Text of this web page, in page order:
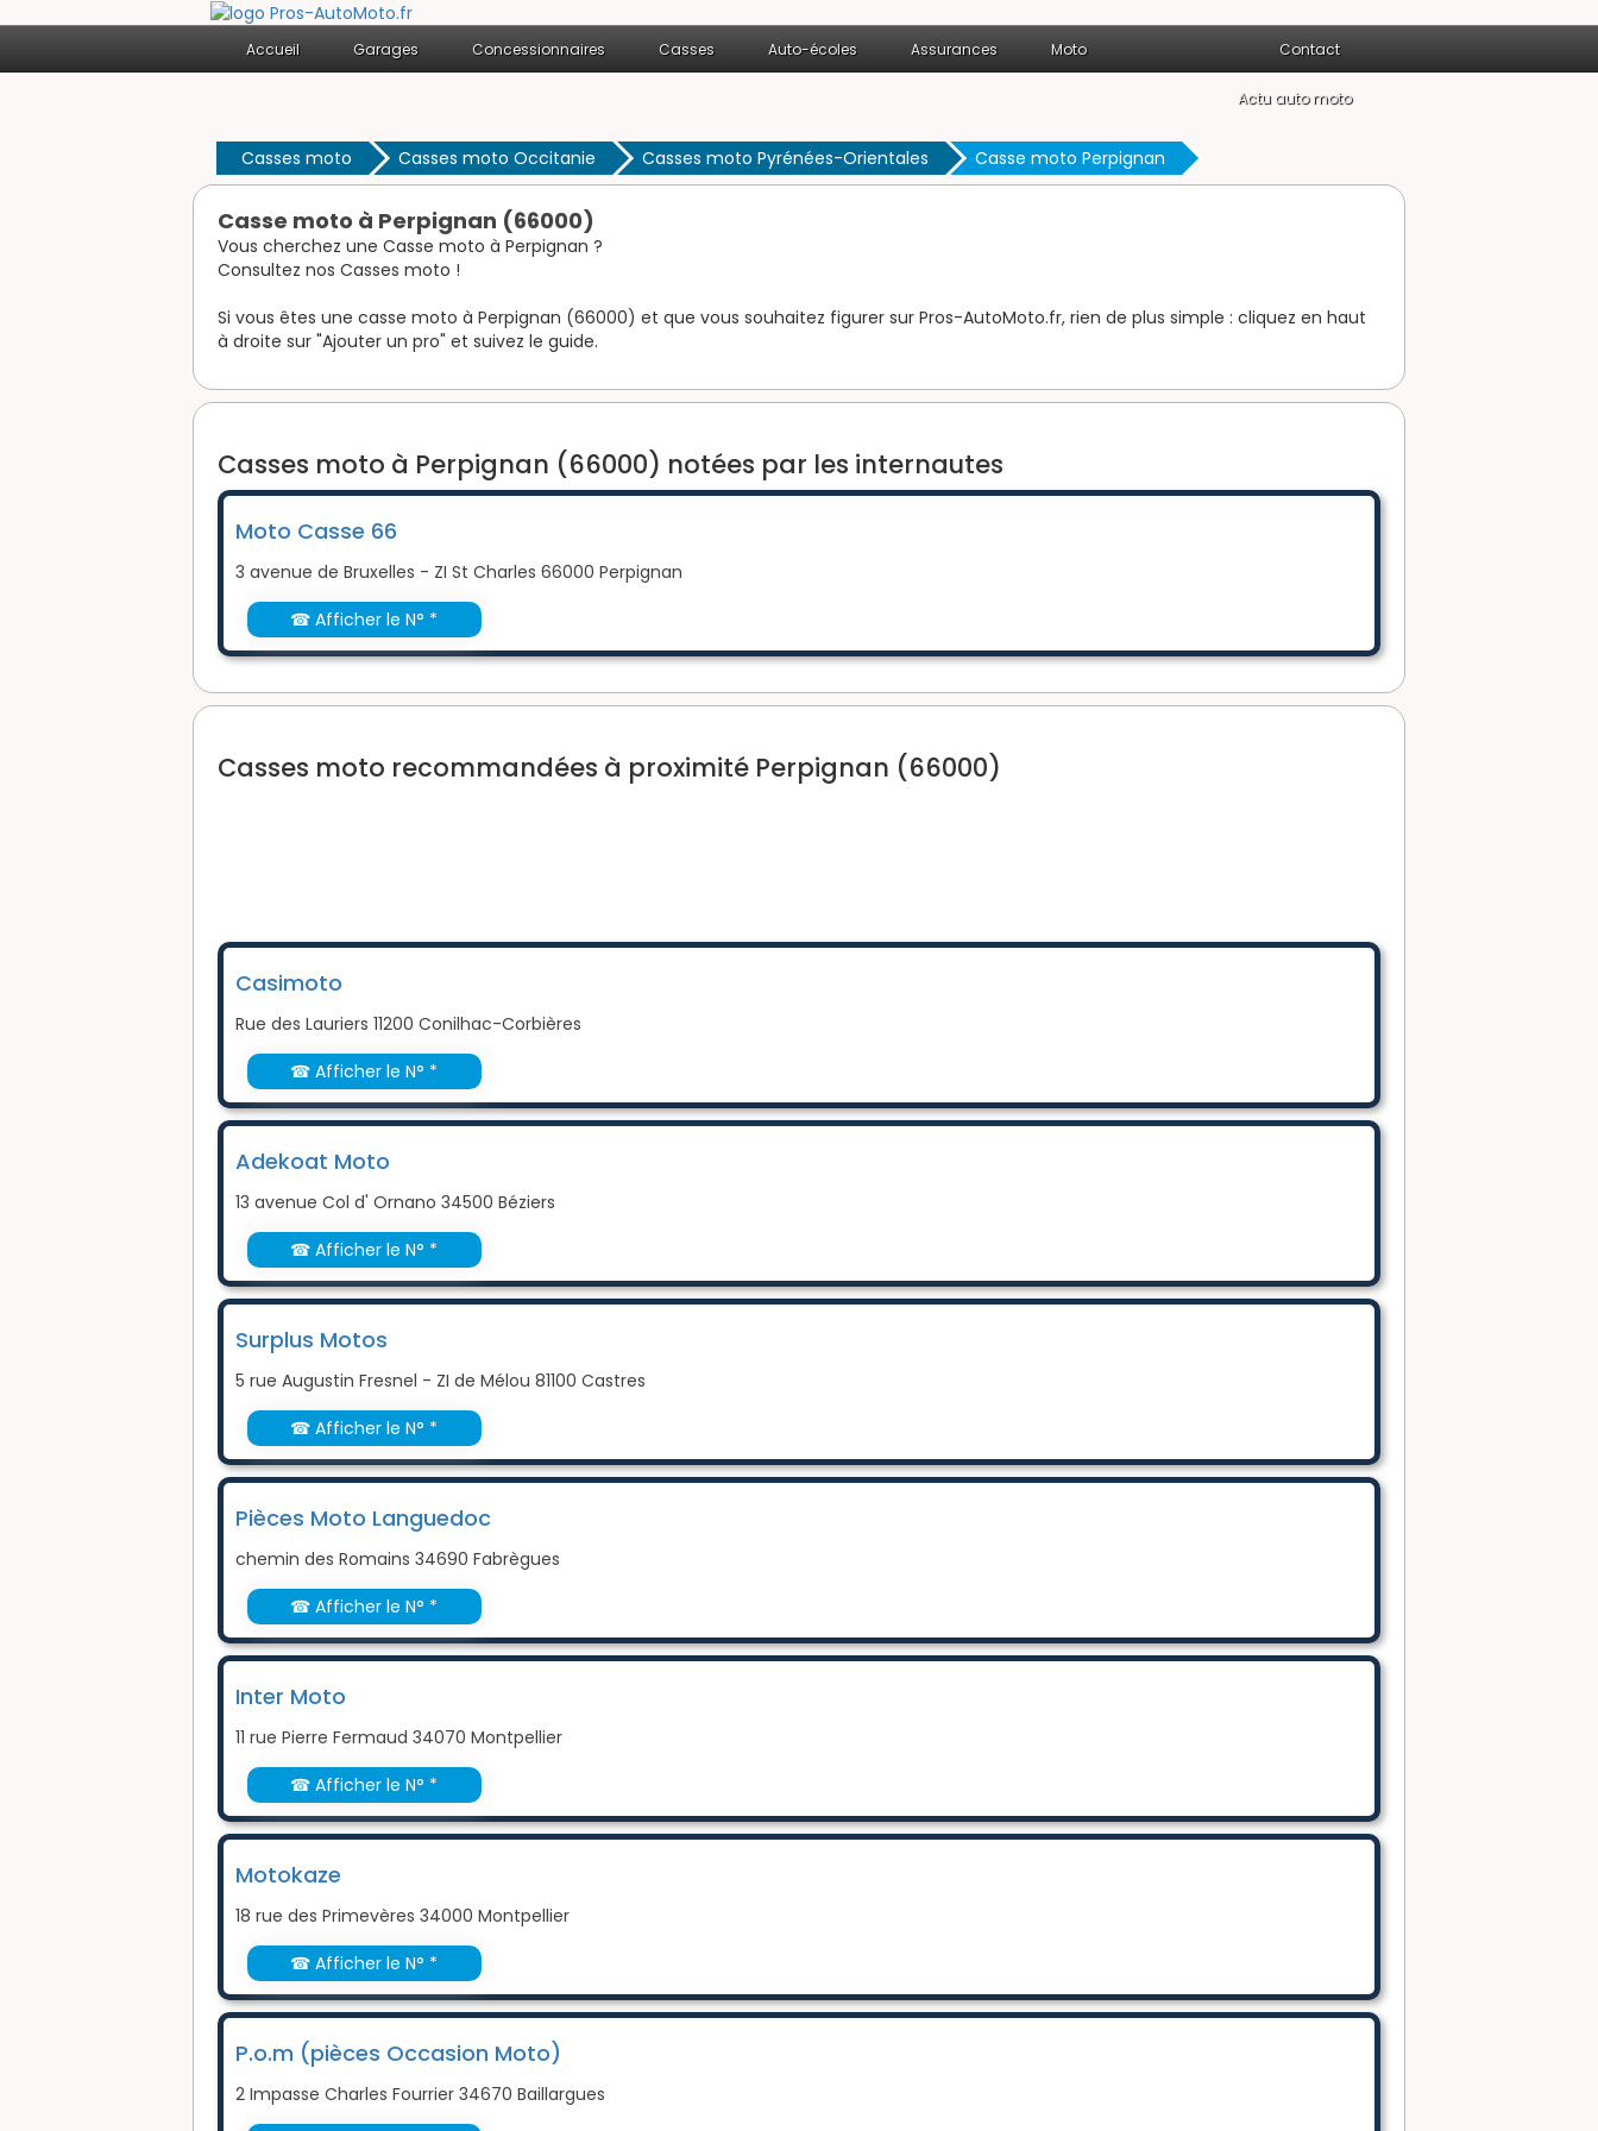
Accueil Garages Concessionnaires Casses Auto-écoles Assurances Moto Contact
Actu auto moto
Casses moto Casses moto Occitanie Casses moto Pyrénées-Orientales Casse moto Perpignan
Casse moto à Perpignan (66000)
Vous cherchez une Casse moto à Perpignan ?
Consultez nos Casses moto !
Si vous êtes une casse moto à Perpignan (66000) et que vous souhaitez figurer sur Pros-AutoMoto.fr, rien de plus simple : cliquez en haut
à droite sur "Ajouter un pro" et suivez le guide.
Casses moto à Perpignan (66000) notées par les internautes
Moto Casse 66
3 avenue de Bruxelles - ZI St Charles 66000 Perpignan
☎ Afficher le N° *
Casses moto recommandées à proximité Perpignan (66000)
Casimoto
Rue des Lauriers 11200 Conilhac-Corbières
☎ Afficher le N° *
Adekoat Moto
13 avenue Col d' Ornano 34500 Béziers
☎ Afficher le N° *
Surplus Motos
5 rue Augustin Fresnel - ZI de Mélou 81100 Castres
☎ Afficher le N° *
Pièces Moto Languedoc
chemin des Romains 34690 Fabrègues
☎ Afficher le N° *
Inter Moto
11 rue Pierre Fermaud 34070 Montpellier
☎ Afficher le N° *
Motokaze
18 rue des Primevères 34000 Montpellier
☎ Afficher le N° *
P.o.m (pièces Occasion Moto)
2 Impasse Charles Fourrier 34670 Baillargues